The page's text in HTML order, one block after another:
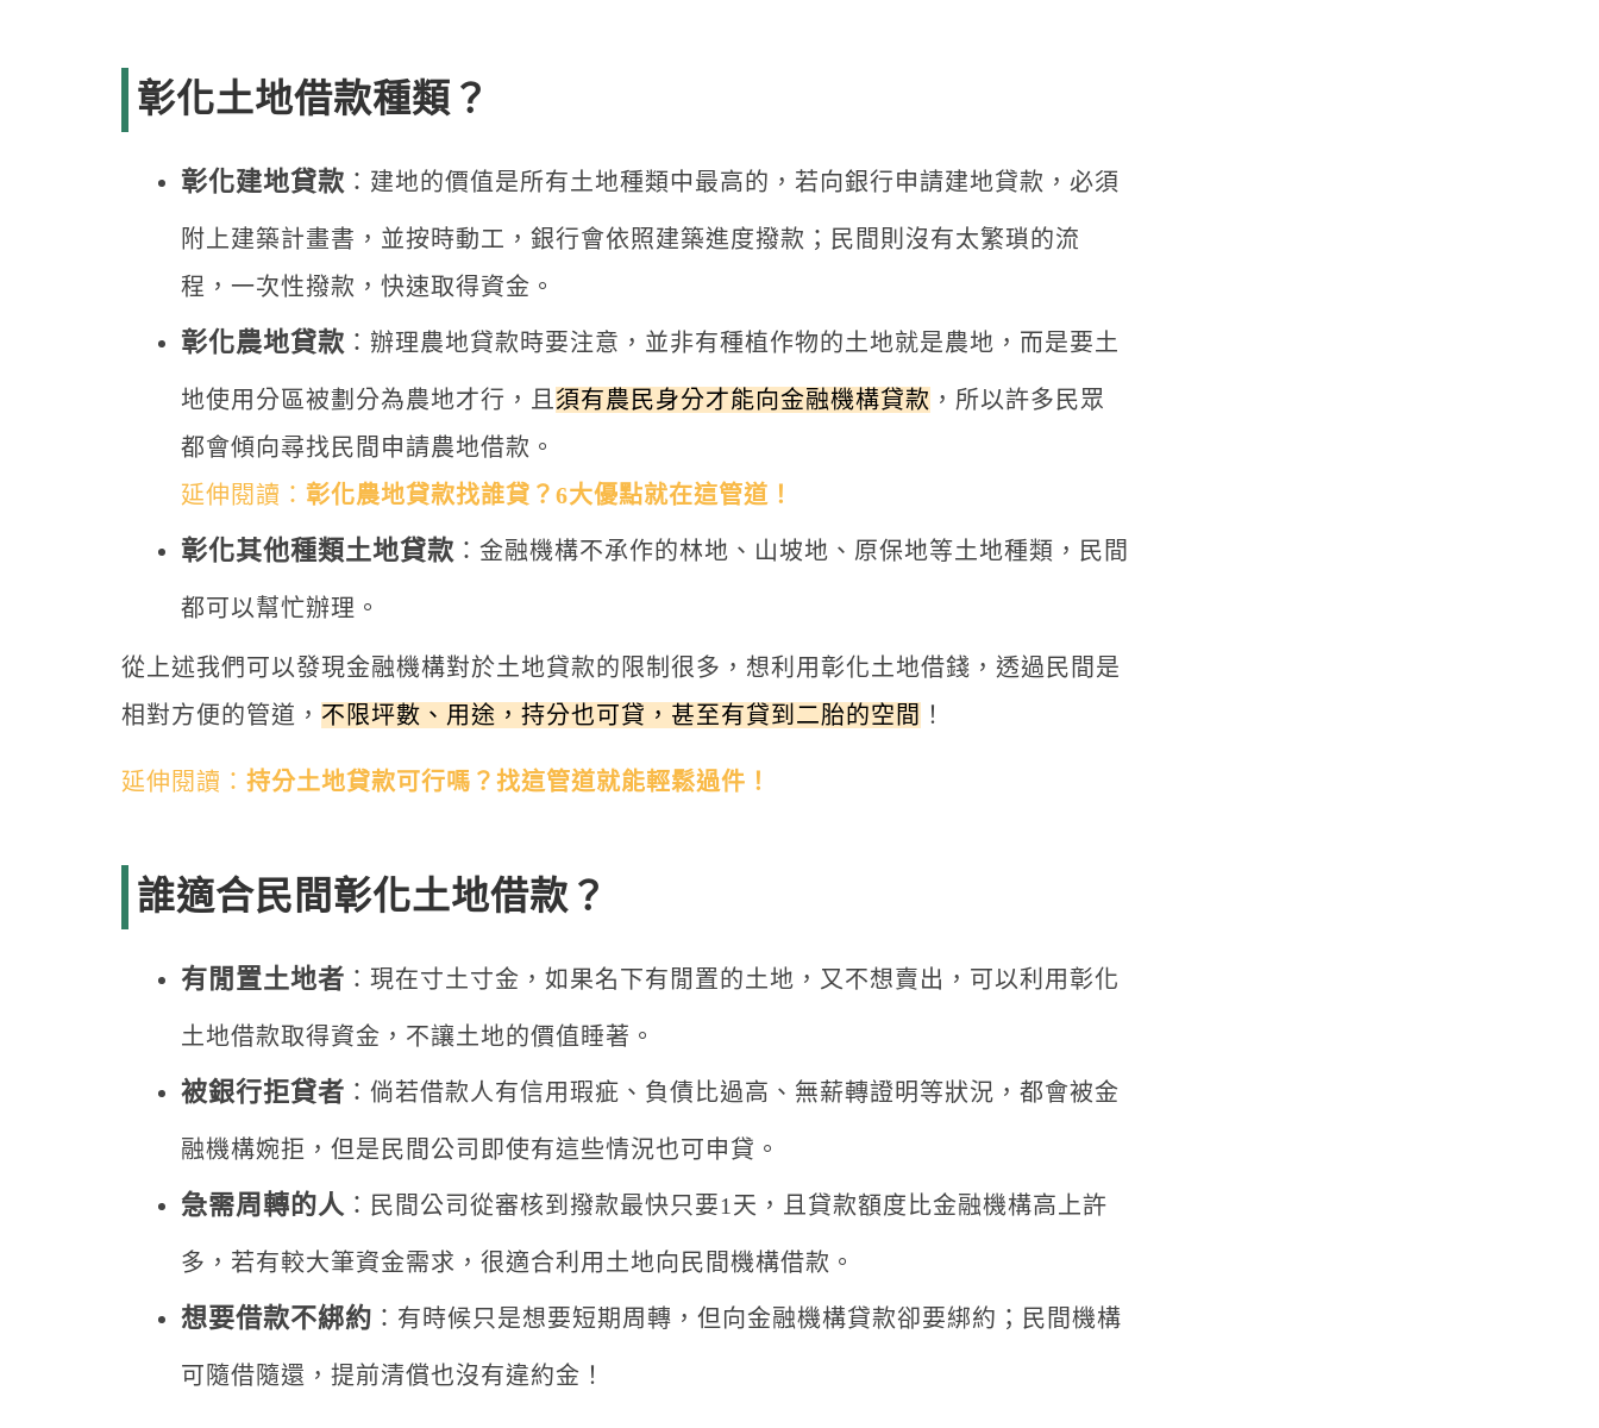
彰化土地借款種類？
彰化建地貸款 ：建地的價值是所有土地種類中最高的，若向銀行申請建地貸款，必須
附上建築計畫書，並按時動工，銀行會依照建築進度撥款；民間則沒有太繁瑣的流
程，一次性撥款，快速取得資金。
彰化農地貸款 ：辦理農地貸款時要注意，並非有種植作物的土地就是農地，而是要土
地使用分區被劃分為農地才行，且 須有農民身分才能向金融機構貸款 ，所以許多民眾
都會傾向尋找民間申請農地借款。
延伸閱讀： 彰化農地貸款找誰貸？6大優點就在這管道！
彰化其他種類土地貸款 ：金融機構不承作的林地、山坡地、原保地等土地種類，民間
都可以幫忙辦理。
從上述我們可以發現金融機構對於土地貸款的限制很多，想利用彰化土地借錢，透過民間是
相對方便的管道， 不限坪數、用途，持分也可貸，甚至有貸到二胎的空間 ！
延伸閱讀： 持分土地貸款可行嗎？找這管道就能輕鬆過件！
誰適合民間彰化土地借款？
有閒置土地者 ：現在寸土寸金，如果名下有閒置的土地，又不想賣出，可以利用彰化
土地借款取得資金，不讓土地的價值睡著。
被銀行拒貸者 ：倘若借款人有信用瑕疵、負債比過高、無薪轉證明等狀況，都會被金
融機構婉拒，但是民間公司即使有這些情況也可申貸。
急需周轉的人 ：民間公司從審核到撥款最快只要1天，且貸款額度比金融機構高上許
多，若有較大筆資金需求，很適合利用土地向民間機構借款。
想要借款不綁約 ：有時候只是想要短期周轉，但向金融機構貸款卻要綁約 ；民間機構
可隨借隨還，提前清償也沒有違約金！